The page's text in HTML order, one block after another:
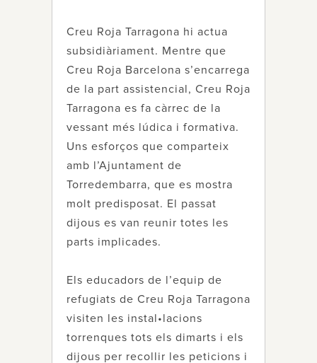
Creu Roja Tarragona hi actua
subsidiàriament. Mentre que
Creu Roja Barcelona s’encarrega
de la part assistencial, Creu Roja
Tarragona es fa càrrec de la
vessant més lúdica i formativa.
Uns esforços que comparteix
amb l’Ajuntament de
Torredembarra, que es mostra
molt predisposat. El passat
dijous es van reunir totes les
parts implicades.
Els educadors de l’equip de
refugiats de Creu Roja Tarragona
visiten les instal•lacions
torrenques tots els dimarts i els
dijous per recollir les peticions i